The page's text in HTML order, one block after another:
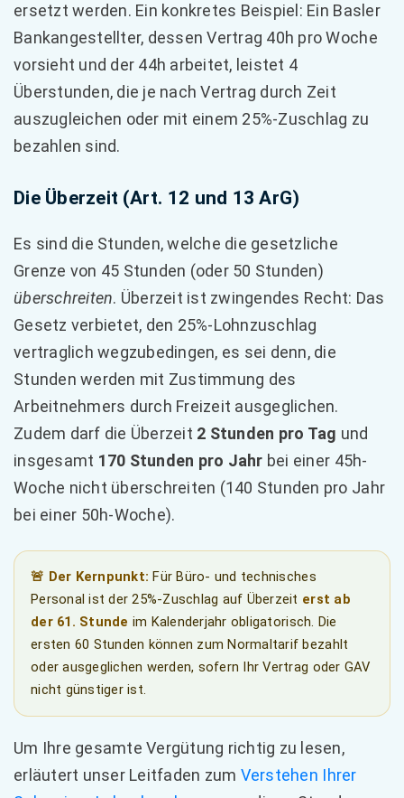
ersetzt werden. Ein konkretes Beispiel: Ein Basler
Bankangestellter, dessen Vertrag 40h pro Woche
vorsieht und der 44h arbeitet, leistet 4
Überstunden, die je nach Vertrag durch Zeit
auszugleichen oder mit einem 25%-Zuschlag zu
bezahlen sind.
Die Überzeit (Art. 12 und 13 ArG)
Es sind die Stunden, welche die gesetzliche
Grenze von 45 Stunden (oder 50 Stunden)
überschreiten. Überzeit ist zwingendes Recht: Das
Gesetz verbietet, den 25%-Lohnzuschlag
vertraglich wegzubedingen, es sei denn, die
Stunden werden mit Zustimmung des
Arbeitnehmers durch Freizeit ausgeglichen.
Zudem darf die Überzeit 2 Stunden pro Tag und
insgesamt 170 Stunden pro Jahr bei einer 45h-
Woche nicht überschreiten (140 Stunden pro Jahr
bei einer 50h-Woche).
🚨 Der Kernpunkt: Für Büro- und technisches
Personal ist der 25%-Zuschlag auf Überzeit erst ab
der 61. Stunde im Kalenderjahr obligatorisch. Die
ersten 60 Stunden können zum Normaltarif bezahlt
oder ausgeglichen werden, sofern Ihr Vertrag oder GAV
nicht günstiger ist.
Um Ihre gesamte Vergütung richtig zu lesen,
erläutert unser Leitfaden zum Verstehen Ihrer